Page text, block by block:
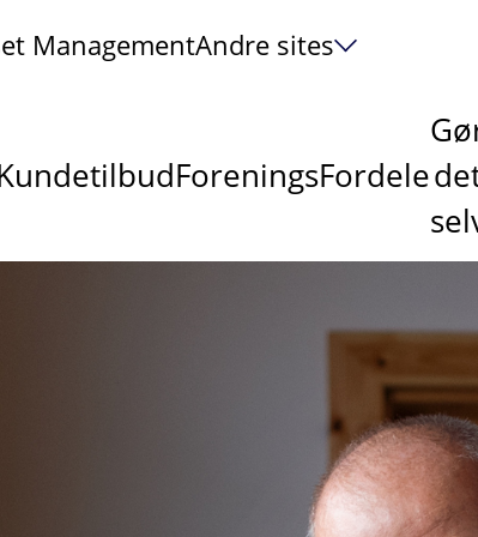
ManagementAndre sites
ForeningsFordele